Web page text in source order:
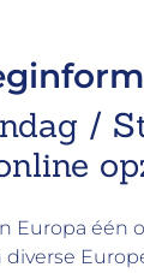
/
Europa één
diverse